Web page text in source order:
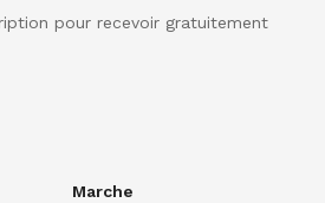
pour recevoir gratuitement
Marche